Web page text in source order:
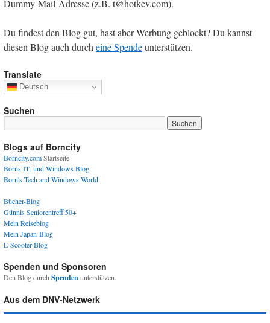
Dummy-Mail-Adresse (z.B. t@hotkev.com).
Du findest den Blog gut, hast aber Werbung geblockt? Du kannst
diesen Blog auch durcheine Spendeunterstützen.
Translate
Deutsch
Suchen
Blogs auf Borncity
Borncity.comStartseite
Borns IT- und Windows Blog
Born's Tech and Windows World
Bücher-Blog
Günnis Seniorentreff 50+
Mein Reiseblog
Mein Japan-Blog
E-Scooter-Blog
Spenden und Sponsoren
Den Blog durchSpendenunterstützen.
Aus dem DNV-Netzwerk